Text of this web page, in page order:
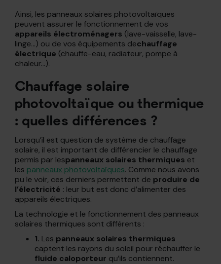
Ainsi, les panneaux solaires photovoltaïques
peuvent assurer le fonctionnement de vos
appareils électroménagers (lave-vaisselle, lave-
linge…) ou de vos équipements dechauffage
électrique (chauffe-eau, radiateur, pompe à
chaleur…).
Chauffage solaire
photovoltaïque ou thermique
: quelles différences ?
Lorsqu’il est question de système de chauffage
solaire, il est important de différencier le chauffage
permis par lespanneaux solaires thermiques et
les panneaux photovoltaïques. Comme nous avons
pu le voir, ces derniers permettent de produire de
l’électricité : leur but est donc d’alimenter des
appareils électriques.
La technologie et le fonctionnement des panneaux
solaires thermiques sont différents :
1. Les panneaux solaires thermiques
captent les rayons du soleil pour réchauffer le
fluide caloporteur qu’ils contiennent.